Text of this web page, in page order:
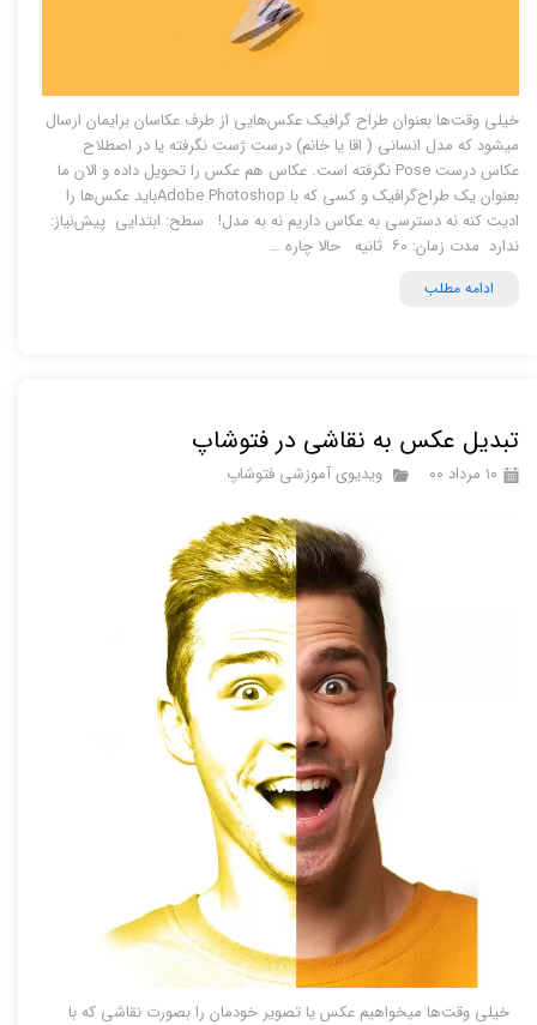
خیلی وقت‌ها بعنوان طراح گرافیک عکس‌هایی از طرف عکاسان برایمان ارسال
میشود که مدل انسانی ( اقا یا خانم) درست ژست نگرفته یا در اصطلاح
عکاس درست Pose نگرفته است. عکاس هم عکس‌ را تحویل داده و الان ما
بعنوان یک طراح‌گرافیک و کسی که با Adobe Photoshopباید عکس‌ها را
ادیت کنه نه دسترسی به عکاس داریم نه به مدل! سطح: ابتدایی پیش‌نیاز:
ندارد مدت زمان: ۶۰ ثانیه حالا چاره …
ادامه مطلب
تبدیل عکس به نقاشی در فتوشاپ
۱۰ مرداد ۰۰ ویدیوی آموزشی فتوشاپ
خیلی وقت‌ها میخواهیم عکس یا تصویر خودمان را بصورت نقاشی که با